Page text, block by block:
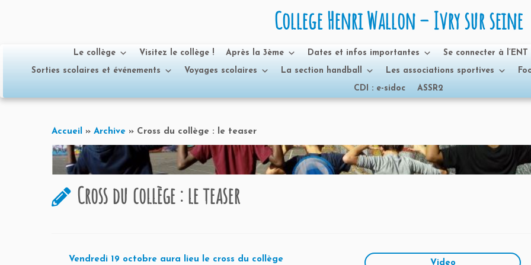
College Henri Wallon – Ivry sur seine
Le collège Visitez le collège ! Après la 3ème Dates et infos importantes
Se connecter à l’ENT
Sorties scolaires et événements
Voyages scolaires La section handball Les associations sportives
CDI : e-sidoc
ASSR2
Accueil » Archive » Cross du collège : le teaser
Cross du collège : le teaser
Vendredi 19 octobre aura lieu le cross du collège Video